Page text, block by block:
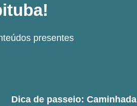
presentes
Dica de passeio: Caminhada